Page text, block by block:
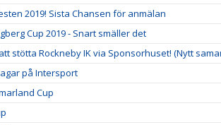
2019! Sista Chansen för anmälan
Cup 2019 - Snart smäller det
stötta Rockneby IK via Sponsorhuset! (Nytt
på Intersport
Cup